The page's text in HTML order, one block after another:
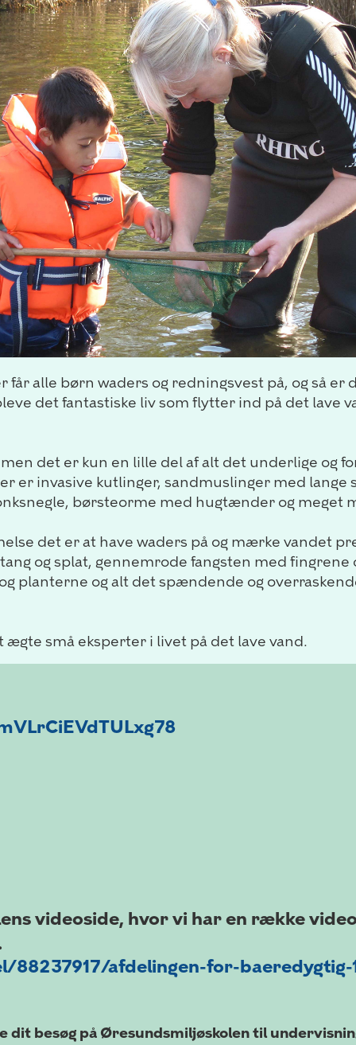
får alle børn waders og redningsvest på, og så er
det fantastiske liv som flytter ind på det lave
det er kun en lille del af alt det underlige og
er invasive kutlinger, sandmuslinger med lange
børsteorme med hugtænder og meget
det er at have waders på og mærke vandet
og splat, gennemrode fangsten med fingrene
planterne og alt det spændende og
små eksperter i livet på det lave vand.
videoside, hvor vi har en række
afdelingen-for-baeredygtig-
dit besøg på Øresundsmiljøskolen til